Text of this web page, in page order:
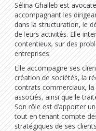
Sélina Ghalleb est
accompagnant les
dans la structuration, le
de leurs activités. Elle
contentieux, sur des
entreprises.
Elle accompagne ses
création de sociétés, la
contrats commerciaux,
associés, ainsi que le
Son rôle est d’apporter
tout en tenant compte
stratégiques de ses